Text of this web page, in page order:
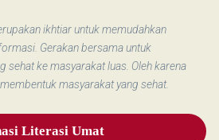
ikhtiar untuk memudahkan
Gerakan bersama untuk
sehat ke masyarakat luas. Oleh karena
masyarakat yang sehat.
Literasi Umat